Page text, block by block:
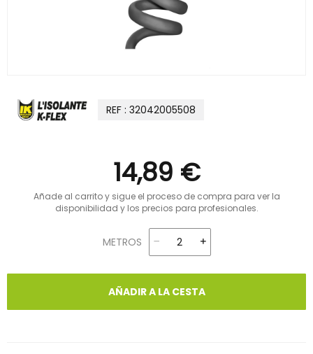
REF : 32042005508
14,89 €
Añade al carrito y sigue el proceso de compra para ver la
disponibilidad y los precios para profesionales.
METROS
AÑADIR A LA CESTA